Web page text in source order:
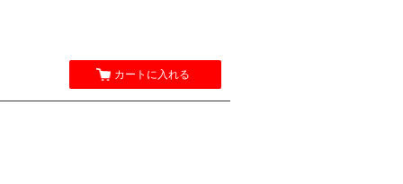
カートに入れる